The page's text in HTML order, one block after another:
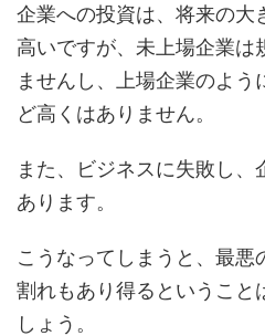
企業への投資は、将来の大
高いですが、未上場企業は
ませんし、上場企業のよう
ど高くはありません。
また、ビジネスに失敗し、
あります。
こうなってしまうと、最悪
割れもあり得るということ
しょう。